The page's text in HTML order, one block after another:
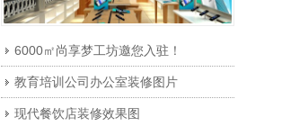
6000㎡尚享梦工坊邀您入驻！
教育培训公司办公室装修图片
现代餐饮店装修效果图